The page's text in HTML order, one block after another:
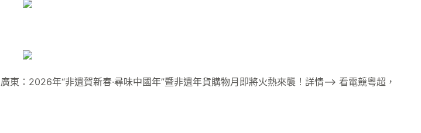
：2026年“非遺賀新春·尋味中國年”暨非遺年貨購物月即將火熱來襲！詳情–> 看電競粵超，